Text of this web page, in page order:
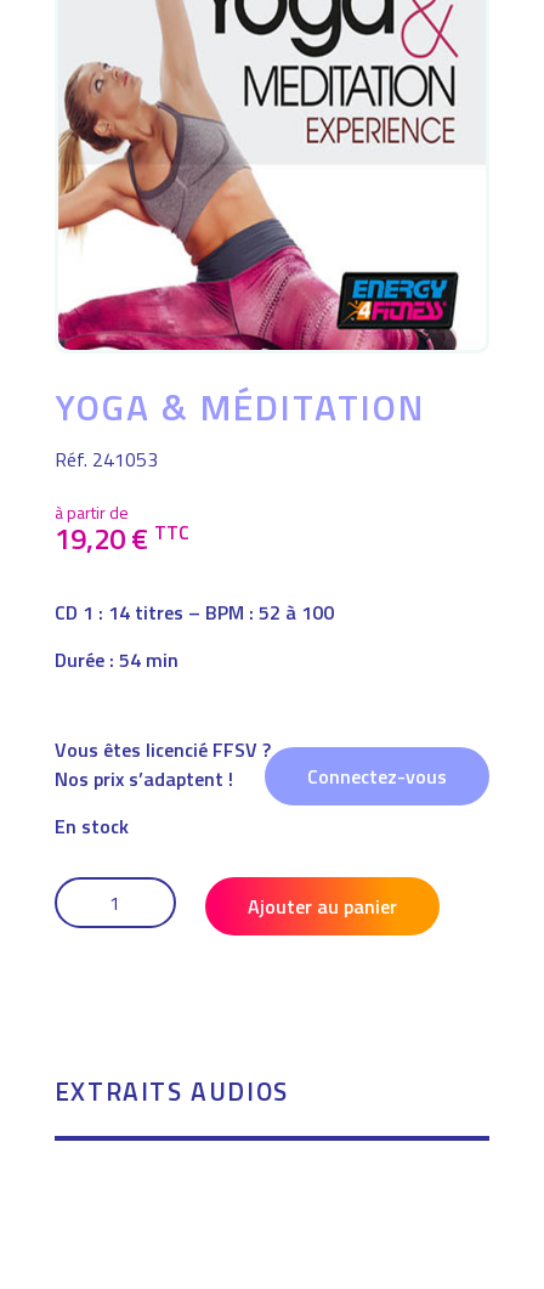
YOGA & MÉDITATION
Réf. 241053
à partir de
19,20€ TTC
CD 1 : 14 titres – BPM : 52 à 100
Durée : 54 min
Vous êtes licencié FFSV ?
Nos prix s’adaptent !
Connectez-vous
En stock
QUANTITÉ
DE
YOGA
Ajouter au panier
EXTRAITS AUDIOS